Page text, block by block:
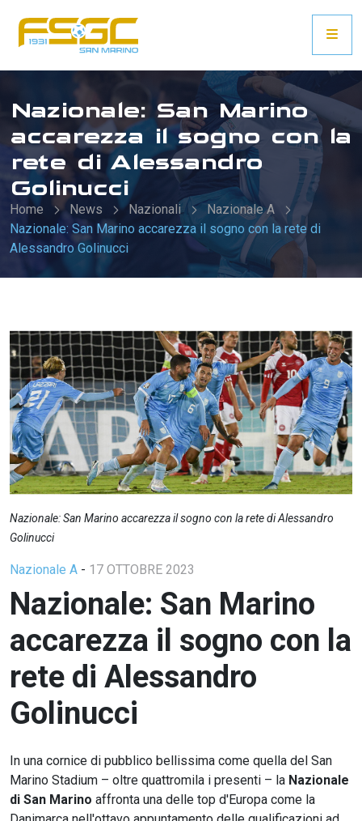
Nazionale: San Marino
accarezza il sogno con la
rete di Alessandro
Golinucci
Home News Nazionali
Nazionale A
Nazionale: San Marino accarezza il sogno con la rete di
Alessandro Golinucci
Nazionale: San Marino accarezza il sogno con la rete di Alessandro
Golinucci
Nazionale A - 17 OTTOBRE 2023
Nazionale: San Marino
accarezza il sogno con la
rete di Alessandro
Golinucci
In una cornice di pubblico bellissima come quella del San
Marino Stadium – oltre quattromila i presenti – la Nazionale
di San Marino affronta una delle top d'Europa come la